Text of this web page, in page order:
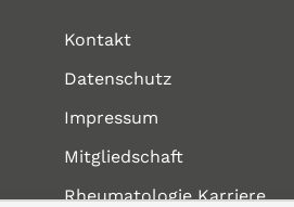
Kontakt
Datenschutz
Impressum
Mitgliedschaft
Rheumatologie Karriere